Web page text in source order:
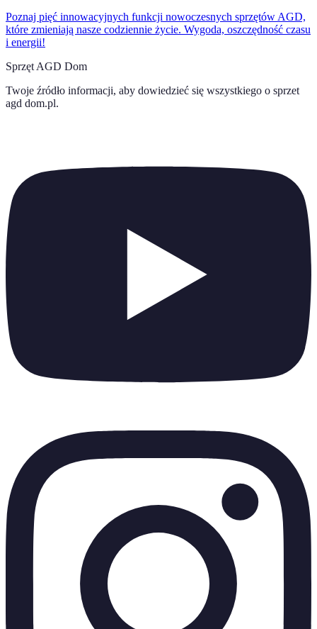
Poznaj pięć innowacyjnych funkcji nowoczesnych sprzętów AGD,
które zmieniają nasze codziennie życie. Wygoda, oszczędność czasu
i energii!
Sprzęt AGD Dom
Twoje źródło informacji, aby dowiedzieć się wszystkiego o sprzet
agd dom.pl.